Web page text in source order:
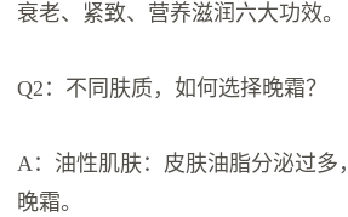
衰老、紧致、营养滋润六大功效。
Q2：不同肤质，如何选择晚霜？
A：油性肌肤：皮肤油脂分泌过多
晚霜。